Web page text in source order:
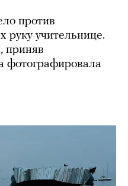
против
руку учительнице.
приняв
фотографировала